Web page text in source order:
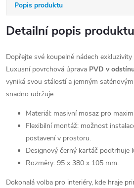
Popis produktu
Detailní popis produktu
Dopřejte své koupelně nádech exkluzivity
Luxusní povrchová úprava PVD v
vyniká svou stálostí a jemným
snadno udržuje.
Materiál: masivní mosaz pro
Flexibilní montáž: možnost
postavení v prostoru.
Designový černý kartáč podtrhuje
Rozměry: 95 x 380 x 105 mm.
Dokonalá volba pro interiéry, kde hraje